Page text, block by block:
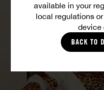
available in your
local regulations
device
BACK TO